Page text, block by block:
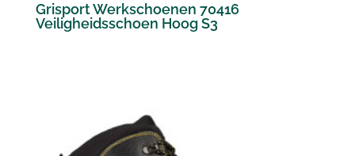
Grisport Werkschoenen 70416
Veiligheidsschoen Hoog S3